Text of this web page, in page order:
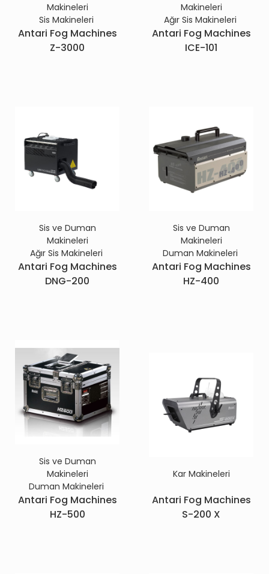
Makineleri
Sis Makineleri
Antari Fog Machines
Z-3000
Makineleri
Ağır Sis Makineleri
Antari Fog Machines
ICE-101
Sis ve Duman
Makineleri
Ağır Sis Makineleri
Antari Fog Machines
DNG-200
Sis ve Duman
Makineleri
Duman Makineleri
Antari Fog Machines
HZ-400
Sis ve Duman
Makineleri
Duman Makineleri
Antari Fog Machines
HZ-500
Kar Makineleri
Antari Fog Machines
S-200 X